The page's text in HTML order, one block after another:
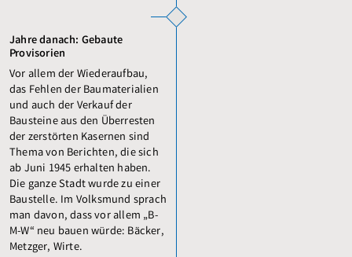
Jahre danach: Gebaute
Provisorien
Vor allem der Wiederaufbau,
das Fehlen der Baumaterialien
und auch der Verkauf der
Bausteine aus den Überresten
der zerstörten Kasernen sind
Thema von Berichten, die sich
ab Juni 1945 erhalten haben.
Die ganze Stadt wurde zu einer
Baustelle. Im Volksmund sprach
man davon, dass vor allem „B-
M-W“ neu bauen würde: Bäcker,
Metzger, Wirte.